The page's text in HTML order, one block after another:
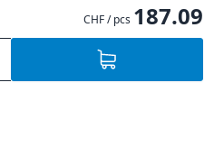
CHF / pcs 187.09